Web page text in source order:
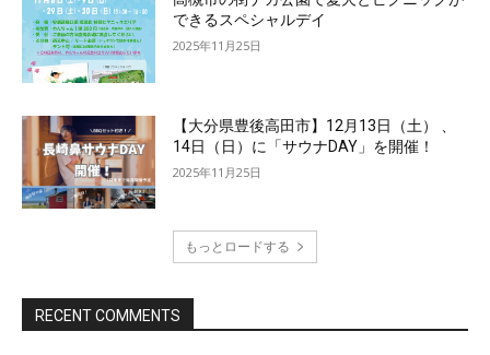
できるスペシャルデイ
2025年11月25日
【大分県豊後高田市】12月13日（土） 、
14日（日）に「サウナDAY」を開催！
2025年11月25日
もっとロードする
RECENT COMMENTS